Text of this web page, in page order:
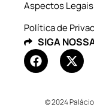
Aspectos
Política de
SIGA
© 2024